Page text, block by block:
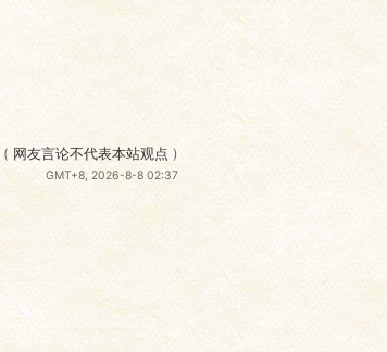
( 网友言论不代表本站观点 )
GMT+8, 2026-8-8 02:37